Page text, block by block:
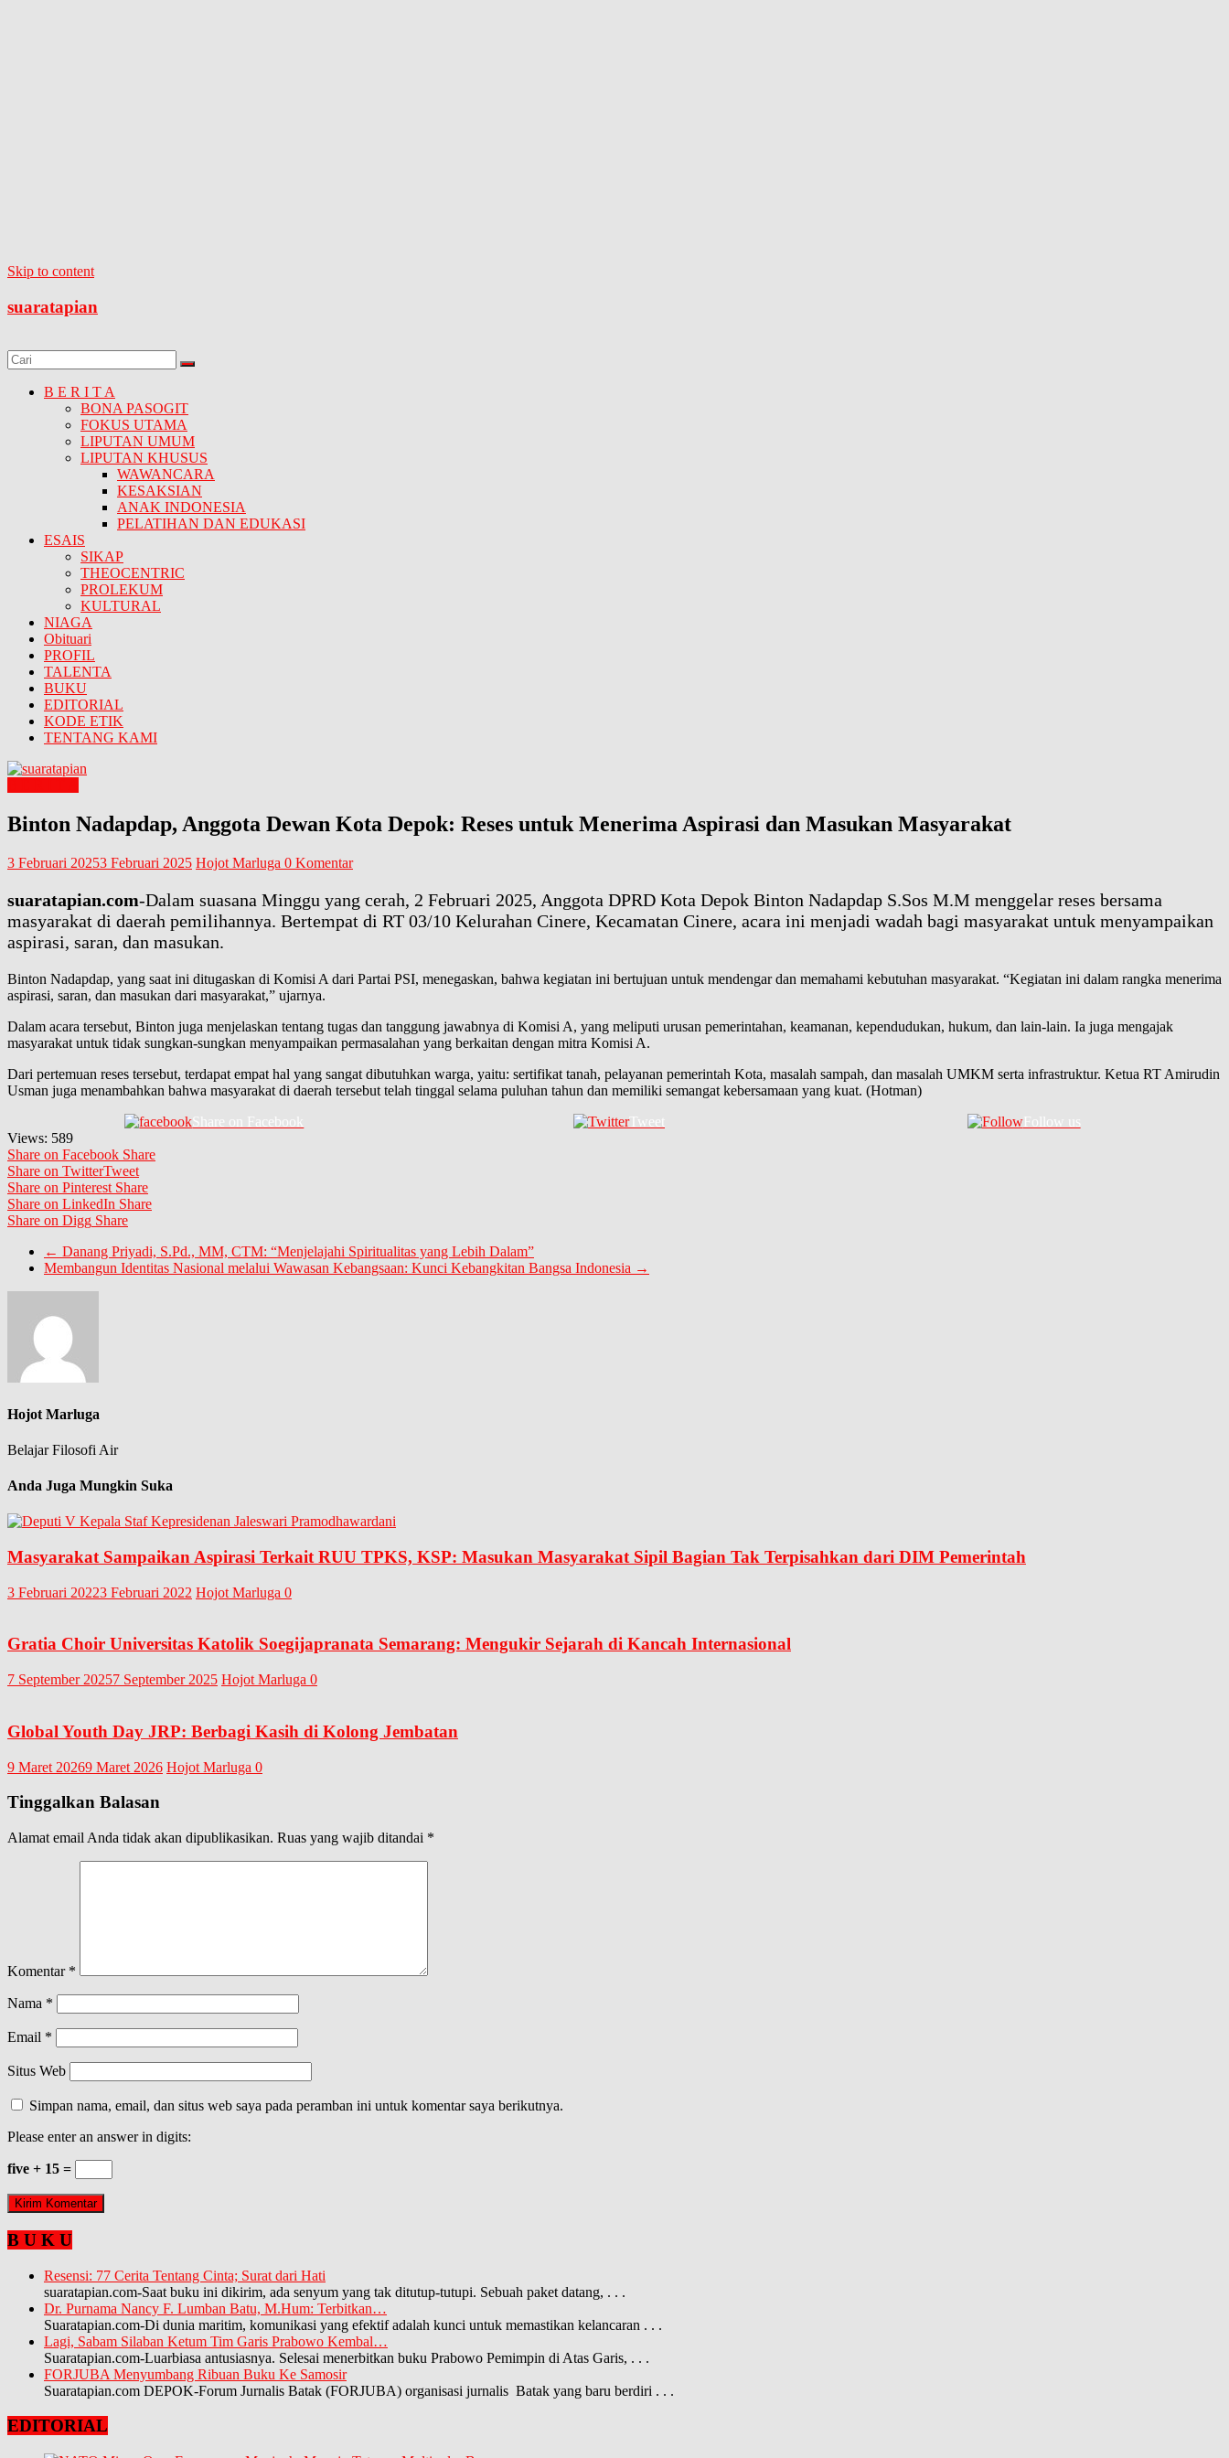
Skip to content
suaratapian
B E R I T A
BONA PASOGIT
FOKUS UTAMA
LIPUTAN UMUM
LIPUTAN KHUSUS
WAWANCARA
KESAKSIAN
ANAK INDONESIA
PELATIHAN DAN EDUKASI
ESAIS
SIKAP
THEOCENTRIC
PROLEKUM
KULTURAL
NIAGA
Obituari
PROFIL
TALENTA
BUKU
EDITORIAL
KODE ETIK
TENTANG KAMI
Binton Nadapdap, Anggota Dewan Kota Depok: Reses untuk Menerima Aspirasi dan Masukan Masyarakat
3 Februari 20253 Februari 2025 Hojot Marluga 0 Komentar
suaratapian.com-Dalam suasana Minggu yang cerah, 2 Februari 2025, Anggota DPRD Kota Depok Binton Nadapdap S.Sos M.M menggelar reses bersama
masyarakat di daerah pemilihannya. Bertempat di RT 03/10 Kelurahan Cinere, Kecamatan Cinere, acara ini menjadi wadah bagi masyarakat untuk menyampaikan
aspirasi, saran, dan masukan.
Binton Nadapdap, yang saat ini ditugaskan di Komisi A dari Partai PSI, menegaskan, bahwa kegiatan ini bertujuan untuk mendengar dan memahami kebutuhan masyarakat. “Kegiatan ini dalam rangka menerima
aspirasi, saran, dan masukan dari masyarakat,” ujarnya.
Dalam acara tersebut, Binton juga menjelaskan tentang tugas dan tanggung jawabnya di Komisi A, yang meliputi urusan pemerintahan, keamanan, kependudukan, hukum, dan lain-lain. Ia juga mengajak
masyarakat untuk tidak sungkan-sungkan menyampaikan permasalahan yang berkaitan dengan mitra Komisi A.
Dari pertemuan reses tersebut, terdapat empat hal yang sangat dibutuhkan warga, yaitu: sertifikat tanah, pelayanan pemerintah Kota, masalah sampah, dan masalah UMKM serta infrastruktur. Ketua RT Amirudin
Usman juga menambahkan bahwa masyarakat di daerah tersebut telah tinggal selama puluhan tahun dan memiliki semangat kebersamaan yang kuat. (Hotman)
Share on Facebook
Tweet
Follow us
Views: 589
Share on Facebook Share
Share on TwitterTweet
Share on Pinterest Share
Share on LinkedIn Share
Share on Digg Share
← Danang Priyadi, S.Pd., MM, CTM: “Menjelajahi Spiritualitas yang Lebih Dalam”
Membangun Identitas Nasional melalui Wawasan Kebangsaan: Kunci Kebangkitan Bangsa Indonesia →
Hojot Marluga
Belajar Filosofi Air
Anda Juga Mungkin Suka
Masyarakat Sampaikan Aspirasi Terkait RUU TPKS, KSP: Masukan Masyarakat Sipil Bagian Tak Terpisahkan dari DIM Pemerintah
3 Februari 20223 Februari 2022 Hojot Marluga 0
Gratia Choir Universitas Katolik Soegijapranata Semarang: Mengukir Sejarah di Kancah Internasional
7 September 20257 September 2025 Hojot Marluga 0
Global Youth Day JRP: Berbagi Kasih di Kolong Jembatan
9 Maret 20269 Maret 2026 Hojot Marluga 0
Tinggalkan Balasan
Alamat email Anda tidak akan dipublikasikan. Ruas yang wajib ditandai *
Komentar *
Nama *
Email *
Situs Web
Simpan nama, email, dan situs web saya pada peramban ini untuk komentar saya berikutnya.
Please enter an answer in digits:
five + 15 =
B U K U
Resensi: 77 Cerita Tentang Cinta; Surat dari Hati
suaratapian.com-Saat buku ini dikirim, ada senyum yang tak ditutup-tutupi. Sebuah paket datang, . . .
Dr. Purnama Nancy F. Lumban Batu, M.Hum: Terbitkan…
Suaratapian.com-Di dunia maritim, komunikasi yang efektif adalah kunci untuk memastikan kelancaran . . .
Lagi, Sabam Silaban Ketum Tim Garis Prabowo Kembal…
Suaratapian.com-Luarbiasa antusiasnya. Selesai menerbitkan buku Prabowo Pemimpin di Atas Garis, . . .
FORJUBA Menyumbang Ribuan Buku Ke Samosir
Suaratapian.com DEPOK-Forum Jurnalis Batak (FORJUBA) organisasi jurnalis Batak yang baru berdiri . . .
EDITORIAL